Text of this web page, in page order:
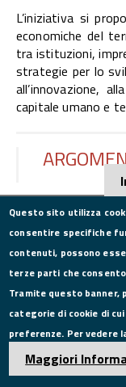
L’iniziativa si
economiche del
tra istituzioni,
strategie per lo
all’innovazione,
capitale umano e
CONTATTI
Via Roma, 75,
Tel. 0823249111
Pec:
Email:
DATI PER LA
Questo sito utilizza
consentire specifiche
contenuti, possono
terze parti che
Tramite questo
categorie di cookie di
preferenze. Per vedere
Maggiori